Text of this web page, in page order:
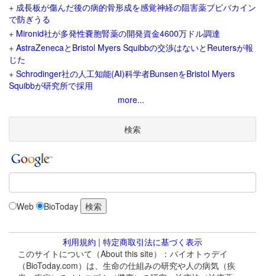
+ 成長板が傷んだ後の病的骨形成を感覚神経の阻害薬ブピバカイン
で防ぎうる
+ Mironid社が多発性嚢胞腎薬の開発資金4600万ドル調達
+ AstraZenecaとBristol Myers Squibbの交渉はないとReutersが報
じた
+ Schrodinger社の人工知能(AI)科学者BunsenをBristol Myers
Squibbが研究所で採用
more...
検索
Web BioToday
利用規約 | 特定商取引法に基づく表示
このサイトについて（About this site）：バイオトゥデイ
（BioToday.com）は、生命の仕組みの研究や人の病気（疾